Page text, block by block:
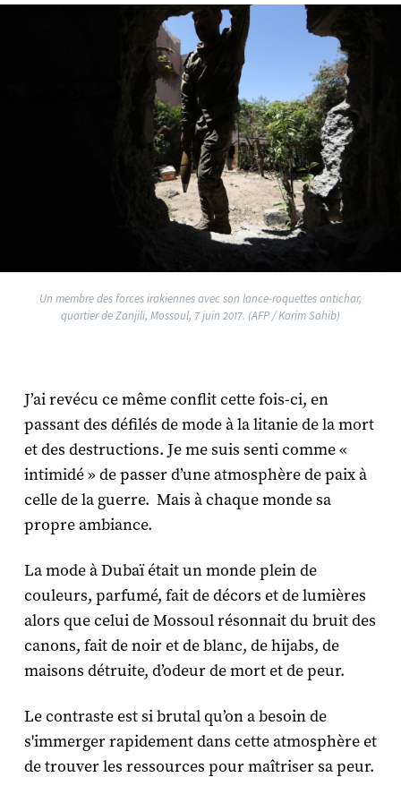
Un membre des forces irakiennes avec son lance-roquettes antichar,
quartier de Zanjili, Mossoul, 7 juin 2017. (AFP / Karim Sahib)
J’ai revécu ce même conflit cette fois-ci, en
passant des défilés de mode à la litanie de la mort
et des destructions. Je me suis senti comme «
intimidé » de passer d’une atmosphère de paix à
celle de la guerre. Mais à chaque monde sa
propre ambiance.
La mode à Dubaï était un monde plein de
couleurs, parfumé, fait de décors et de lumières
alors que celui de Mossoul résonnait du bruit des
canons, fait de noir et de blanc, de hijabs, de
maisons détruite, d’odeur de mort et de peur.
Le contraste est si brutal qu’on a besoin de
s'immerger rapidement dans cette atmosphère et
de trouver les ressources pour maîtriser sa peur.